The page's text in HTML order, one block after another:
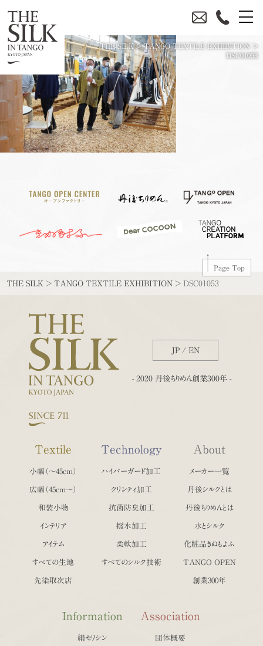
THE SILK>TANGO TEXTILE EXHIBITION >
DSC01053
Page Top
THE SILK >TANGO TEXTILE EXHIBITION >DSC01053
JP /EN
- 2020 丹後ちりめん創業300年 -
Textile
小幅（〜45cm）
広幅（45cm〜）
和装小物
インテリア
アイテム
すべての生地
先染取次店
Technology
ハイパーガード加工
クリンティ加工
抗菌防臭加工
撥水加工
柔軟加工
すべてのシルク技術
About
メーカー一覧
丹後シルクとは
丹後ちりめんとは
水とシルク
化粧品きぬもよふ
TANGO OPEN
創業300年
Information
絹セリシン
Association
団体概要